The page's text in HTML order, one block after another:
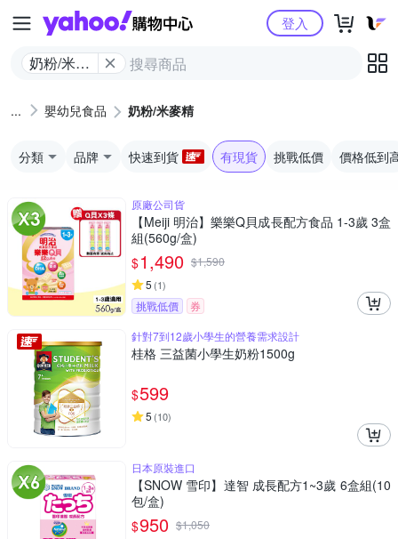
Yahoo購物中心
奶粉/米麥
登入
嬰幼兒食品 奶粉/米麥精
分類 品牌 快速到貨 有現貨 挑戰低價 價格低到
原廠公司貨
【Meiji 明治】樂樂Q貝成長配方食品 1-3歲 3盒
組(560g/盒)
$1,490 $1,590
5 (1)
挑戰低價
券
針對7到12歲小學生的營養需求設計
桂格 三益菌小學生奶粉1500g
$599
5 (10)
日本原裝進口
【SNOW 雪印】達智 成長配方1~3歲 6盒組(10
包/盒)
$950 $1,050